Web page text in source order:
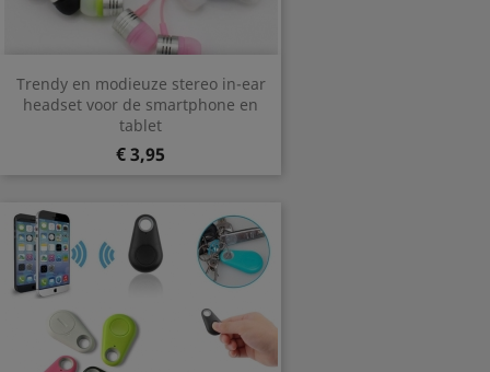
Trendy en modieuze stereo in-ear
headset voor de smartphone en
tablet
Prijs
€ 3,95